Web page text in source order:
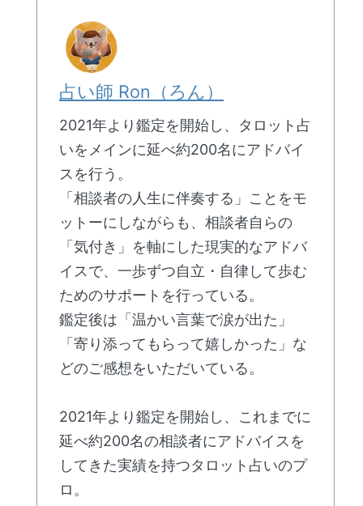
占い師 Ron（ろん）
2021年より鑑定を開始し、タロット占
いをメインに延べ約200名にアドバイ
スを行う。
「相談者の人生に伴奏する」ことをモ
ットーにしながらも、相談者自らの
「気付き」を軸にした現実的なアドバ
イスで、一歩ずつ自立・自律して歩む
ためのサポートを行っている。
鑑定後は「温かい言葉で涙が出た」
「寄り添ってもらって嬉しかった」な
どのご感想をいただいている。
2021年より鑑定を開始し、これまでに
延べ約200名の相談者にアドバイスを
してきた実績を持つタロット占いのプ
ロ。